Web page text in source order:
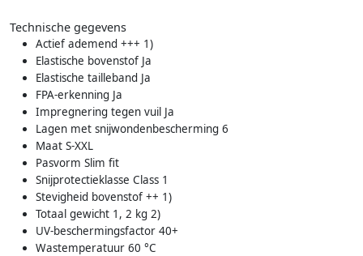
Technische gegevens
Actief ademend +++ 1)
Elastische bovenstof Ja
Elastische tailleband Ja
FPA-erkenning Ja
Impregnering tegen vuil Ja
Lagen met snijwondenbescherming 6
Maat S-XXL
Pasvorm Slim fit
Snijprotectieklasse Class 1
Stevigheid bovenstof ++ 1)
Totaal gewicht 1, 2 kg 2)
UV-beschermingsfactor 40+
Wastemperatuur 60 °C